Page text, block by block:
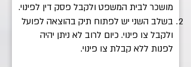
מושכר לבית המשפט ולקבל פסק דין לפינוי.
בשלב השני יש לפתוח תיק בהוצאה לפועל
ולקבל צו פינוי. כיום לרוב לא ניתן יהיה
לפנות ללא קבלת צו פינוי.